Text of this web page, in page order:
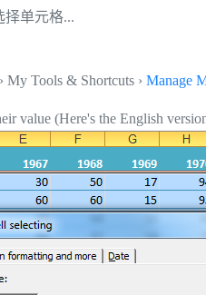
择单元格...
My Tools & Shortcuts › Manage
value (Here's the English